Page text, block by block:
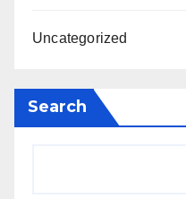
Uncategorized
Search